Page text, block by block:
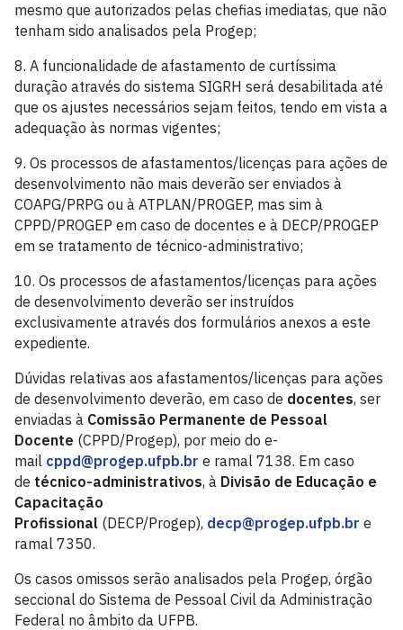
mesmo que autorizados pelas chefias imediatas, que não
tenham sido analisados pela Progep;
8. A funcionalidade de afastamento de curtíssima
duração através do sistema SIGRH será desabilitada até
que os ajustes necessários sejam feitos, tendo em vista a
adequação às normas vigentes;
9. Os processos de afastamentos/licenças para ações de
desenvolvimento não mais deverão ser enviados à
COAPG/PRPG ou à ATPLAN/PROGEP, mas sim à
CPPD/PROGEP em caso de docentes e à DECP/PROGEP
em se tratamento de técnico-administrativo;
10. Os processos de afastamentos/licenças para ações
de desenvolvimento deverão ser instruídos
exclusivamente através dos formulários anexos a este
expediente.
Dúvidas relativas aos afastamentos/licenças para ações
de desenvolvimento deverão, em caso de docentes, ser
enviadas à Comissão Permanente de Pessoal
Docente (CPPD/Progep), por meio do e-
mail cppd@progep.ufpb.br e ramal 7138. Em caso
de técnico-administrativos, à Divisão de Educação e
Capacitação
Profissional (DECP/Progep), decp@progep.ufpb.br e
ramal 7350.
Os casos omissos serão analisados pela Progep, órgão
seccional do Sistema de Pessoal Civil da Administração
Federal no âmbito da UFPB.